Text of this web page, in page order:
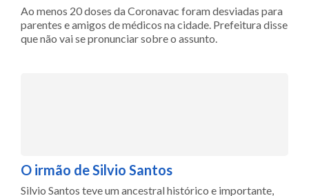
Ao menos 20 doses da Coronavac foram desviadas para
parentes e amigos de médicos na cidade. Prefeitura disse
que não vai se pronunciar sobre o assunto.
O irmão de Silvio Santos
Silvio Santos teve um ancestral histórico e importante,